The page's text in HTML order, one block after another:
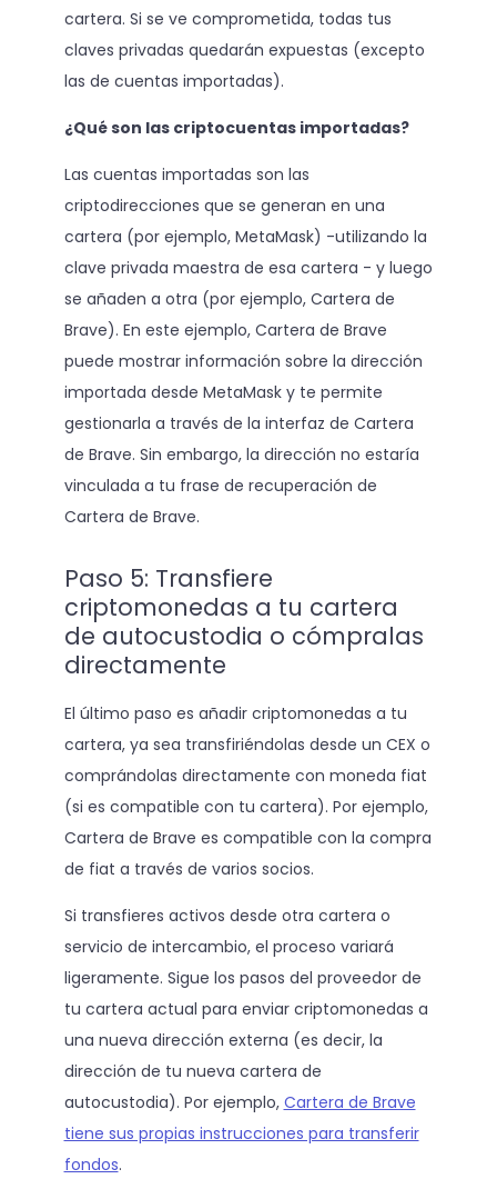
cartera. Si se ve comprometida, todas tus
claves privadas quedarán expuestas (excepto
las de cuentas importadas).
¿Qué son las criptocuentas importadas?
Las cuentas importadas son las
criptodirecciones que se generan en una
cartera (por ejemplo, MetaMask) -utilizando la
clave privada maestra de esa cartera - y luego
se añaden a otra (por ejemplo, Cartera de
Brave). En este ejemplo, Cartera de Brave
puede mostrar información sobre la dirección
importada desde MetaMask y te permite
gestionarla a través de la interfaz de Cartera
de Brave. Sin embargo, la dirección no estaría
vinculada a tu frase de recuperación de
Cartera de Brave.
Paso 5: Transfiere
criptomonedas a tu cartera
de autocustodia o cómpralas
directamente
El último paso es añadir criptomonedas a tu
cartera, ya sea transfiriéndolas desde un CEX o
comprándolas directamente con moneda fiat
(si es compatible con tu cartera). Por ejemplo,
Cartera de Brave es compatible con la compra
de fiat a través de varios socios.
Si transfieres activos desde otra cartera o
servicio de intercambio, el proceso variará
ligeramente. Sigue los pasos del proveedor de
tu cartera actual para enviar criptomonedas a
una nueva dirección externa (es decir, la
dirección de tu nueva cartera de
autocustodia). Por ejemplo, Cartera de Brave
tiene sus propias instrucciones para transferir
fondos.